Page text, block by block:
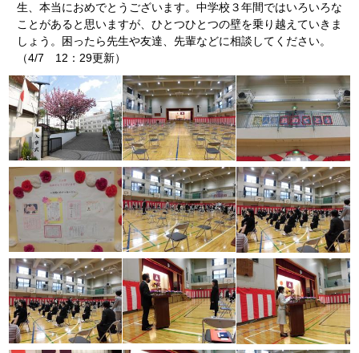
生、本当におめでとうございます。中学校３年間ではいろいろな
ことがあると思いますが、ひとつひとつの壁を乗り越えていきま
しょう。困ったら先生や友達、先輩などに相談してください。
（4/7 12：29更新）